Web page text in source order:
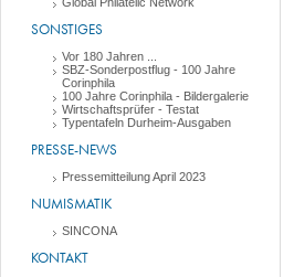
SONSTIGES
Vor 180 Jahren ...
SBZ-Sonderpostflug - 100 Jahre
Corinphila
100 Jahre Corinphila - Bildergalerie
Wirtschaftsprüfer - Testat
Typentafeln Durheim-Ausgaben
PRESSE-NEWS
Pressemitteilung April 2023
NUMISMATIK
SINCONA
KONTAKT